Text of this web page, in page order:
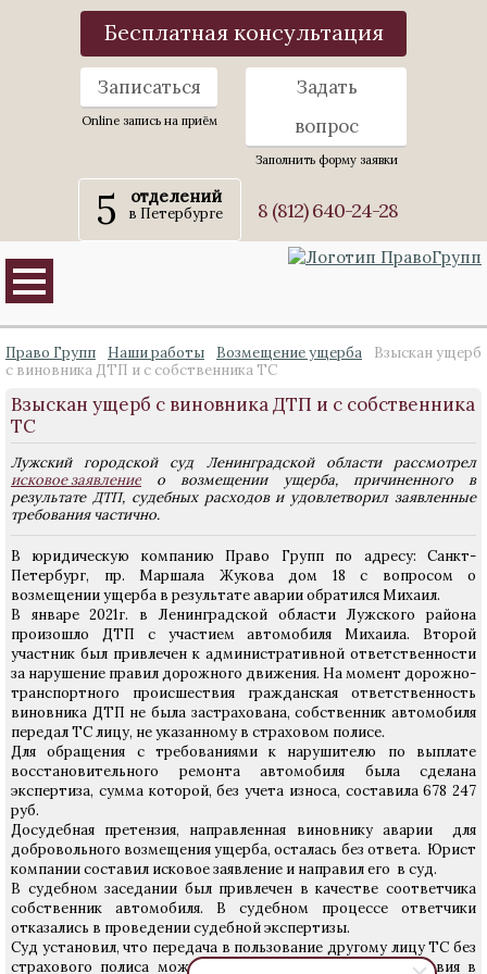
Бесплатная консультация
Записаться
Online запись на приём
Задать
вопрос
Заполнить форму заявки
5 отделений
в Петербурге 8 (812) 640-24-28
Право Групп Наши работы Возмещение ущерба
Взыскан ущерб
с виновника ДТП и с собственника ТС
Взыскан ущерб с виновника ДТП и с собственника
ТС
Лужский городской суд Ленинградской области рассмотрел
исковое заявление о возмещении ущерба, причиненного в
результате ДТП, судебных расходов и удовлетворил заявленные
требования частично.
В юридическую компанию Право Групп по адресу: Санкт-
Петербург, пр. Маршала Жукова дом 18 с вопросом о
возмещении ущерба в результате аварии обратился Михаил.
В январе 2021г. в Ленинградской области Лужского района
произошло ДТП с участием автомобиля Михаила. Второй
участник был привлечен к административной ответственности
за нарушение правил дорожного движения. На момент дорожно-
транспортного происшествия гражданская ответственность
виновника ДТП не была застрахована, собственник автомобиля
передал ТС лицу, не указанному в страховом полисе.
Для обращения с требованиями к нарушителю по выплате
восстановительного ремонта автомобиля была сделана
экспертиза, сумма которой, без учета износа, составила 678 247
руб.
Досудебная претензия, направленная виновнику аварии для
добровольного возмещения ущерба, осталась без ответа. Юрист
компании составил исковое заявление и направил его в суд.
В судебном заседании был привлечен в качестве соответчика
собственник автомобиля. В судебном процессе ответчики
отказались в проведении судебной экспертизы.
Суд установил, что передача в пользование другому лицу ТС без
страхового полиса может создать негативные последствия в